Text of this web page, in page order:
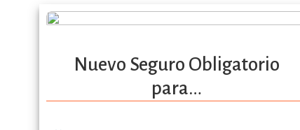
Nuevo Seguro Obligatorio
para…